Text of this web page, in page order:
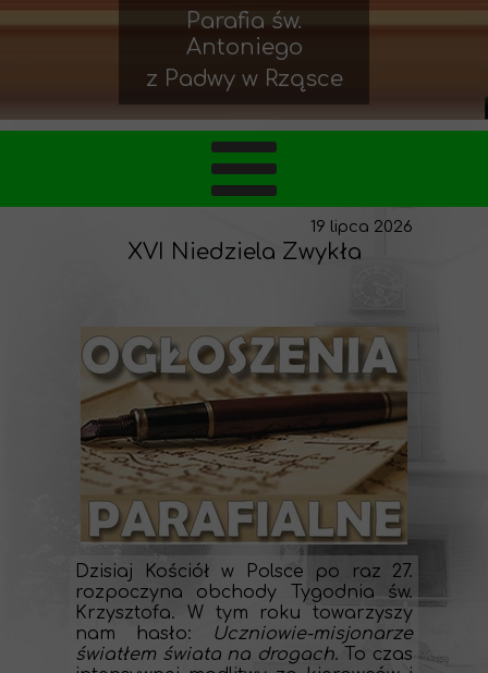
19 lipca 2026
Dzisiaj Kościół w Polsce po raz 27.
rozpoczyna obchody Tygodnia św.
Krzysztofa. W tym roku towarzyszy
nam hasło:
Uczniowie-misjonarze
światłem świata na drogach. To czas
XVI Niedziela Zwykła
Parafia św.
Antoniego
z Padwy w Rząsce